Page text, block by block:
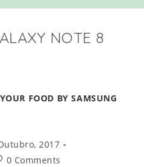
NOTE 8
FOOD BY SAMSUNG
2017
0 Comments